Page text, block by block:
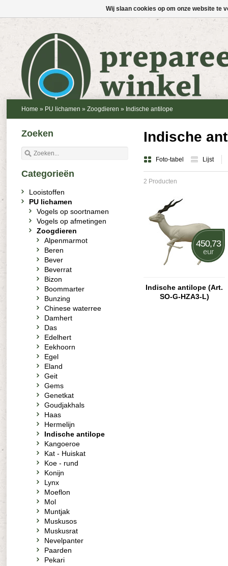
Home » PU lichamen » Zoogdieren » Indische antilope
Indische
Foto-tabel Lijst
2 Producten
450,73
eur
Indische antilope (Art.
SO-G-HZA3-L)
Zoeken
Categorieën
Looistoffen
PU lichamen
Vogels op soortnamen
Vogels op afmetingen
Zoogdieren
Alpenmarmot
Beren
Bever
Beverrat
Bizon
Boommarter
Bunzing
Chinese waterree
Damhert
Das
Edelhert
Eekhoorn
Egel
Eland
Geit
Gems
Genetkat
Goudjakhals
Haas
Hermelijn
Indische antilope
Kangoeroe
Kat - Huiskat
Koe - rund
Konijn
Lynx
Moeflon
Mol
Muntjak
Muskusos
Muskusrat
Nevelpanter
Paarden
Pekari
Wij slaan cookies op om onze website te